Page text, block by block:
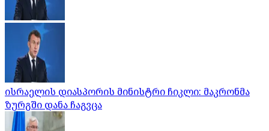
ისრაელის დიასპორის მინისტრი ჩიკლი: მაკრონმა
ზურგში დანა ჩაგვცა